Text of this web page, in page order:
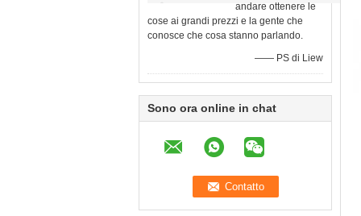
andare ottenere le
cose ai grandi prezzi e la gente che
conosce che cosa stanno parlando.
—— PS di Liew
Sono ora online in chat